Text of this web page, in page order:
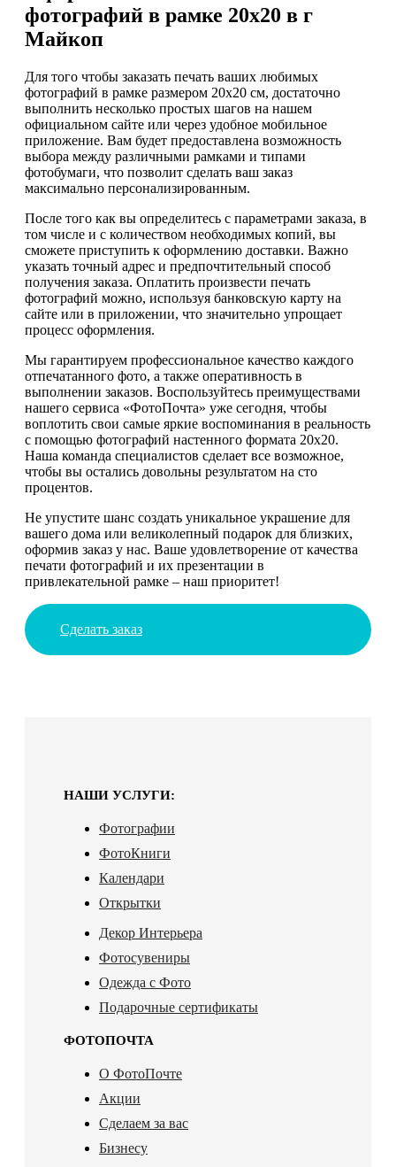
фотографий в рамке 20х20 в г
Майкоп
Для того чтобы заказать печать ваших любимых
фотографий в рамке размером 20х20 см, достаточно
выполнить несколько простых шагов на нашем
официальном сайте или через удобное мобильное
приложение. Вам будет предоставлена возможность
выбора между различными рамками и типами
фотобумаги, что позволит сделать ваш заказ
максимально персонализированным.
После того как вы определитесь с параметрами заказа, в
том числе и с количеством необходимых копий, вы
сможете приступить к оформлению доставки. Важно
указать точный адрес и предпочтительный способ
получения заказа. Оплатить произвести печать
фотографий можно, используя банковскую карту на
сайте или в приложении, что значительно упрощает
процесс оформления.
Мы гарантируем профессиональное качество каждого
отпечатанного фото, а также оперативность в
выполнении заказов. Воспользуйтесь преимуществами
нашего сервиса «ФотоПочта» уже сегодня, чтобы
воплотить свои самые яркие воспоминания в реальность
с помощью фотографий настенного формата 20х20.
Наша команда специалистов сделает все возможное,
чтобы вы остались довольны результатом на сто
процентов.
Не упустите шанс создать уникальное украшение для
вашего дома или великолепный подарок для близких,
оформив заказ у нас. Ваше удовлетворение от качества
печати фотографий и их презентации в
привлекательной рамке – наш приоритет!
Сделать заказ
НАШИ УСЛУГИ:
Фотографии
ФотоКниги
Календари
Открытки
Декор Интерьера
Фотосувениры
Одежда с Фото
Подарочные сертификаты
ФОТОПОЧТА
О ФотоПочте
Акции
Сделаем за вас
Бизнесу